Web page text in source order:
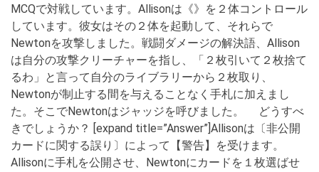
MCQで対戦しています。Allisonは《》を２体コントロール
しています。彼女はその２体を起動して、それらで
Newtonを攻撃しました。戦闘ダメージの解決語、Allison
は自分の攻撃クリーチャーを指し、「２枚引いて２枚捨て
るわ」と言って自分のライブラリーから２枚取り、
Newtonが制止する間を与えることなく手札に加えまし
た。そこでNewtonはジャッジを呼びました。 どうすべ
きでしょうか？ [expand title=”Answer”]Allisonは〔非公開
カードに関する誤り〕によって【警告】を受けます。
Allisonに手札を公開させ、Newtonにカードを１枚選ばせ